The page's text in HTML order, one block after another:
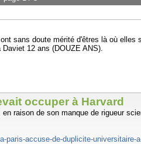
sans doute mérité d'êtres là où
12 ans (DOUZE ANS).
occuper à Harvard
raison de son manque de rigueur
accuse-de-duplicite-universitaire-